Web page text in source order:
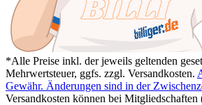
*Alle Preise inkl. der jeweils geltenden
Mehrwertsteuer, ggfs. zzgl. Versandkosten.
Gewähr. Änderungen sind in der
Versandkosten können bei